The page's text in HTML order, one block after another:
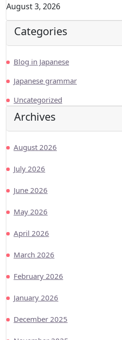
August 3, 2026
Categories
Blog in Japanese
Japanese grammar
Uncategorized
Archives
August 2026
July 2026
June 2026
May 2026
April 2026
March 2026
February 2026
January 2026
December 2025